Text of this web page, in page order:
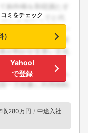
ミをチェック
Yahoo!
で登録
収280万円
中途入社